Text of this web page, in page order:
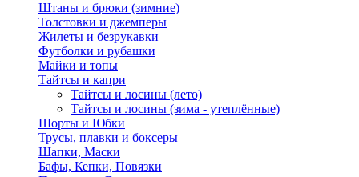
Штаны и брюки (зимние)
Толстовки и джемперы
Жилеты и безрукавки
Футболки и рубашки
Майки и топы
Тайтсы и капри
Тайтсы и лосины (лето)
Тайтсы и лосины (зима - утеплённые)
Шорты и Юбки
Трусы, плавки и боксеры
Шапки, Маски
Бафы, Кепки, Повязки